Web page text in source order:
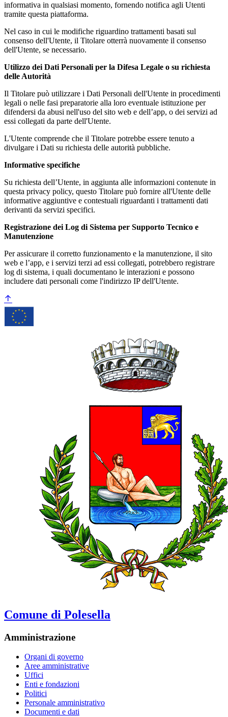
informativa in qualsiasi momento, fornendo notifica agli Utenti
tramite questa piattaforma.
Nel caso in cui le modifiche riguardino trattamenti basati sul
consenso dell'Utente, il Titolare otterrà nuovamente il consenso
dell'Utente, se necessario.
Utilizzo dei Dati Personali per la Difesa Legale o su richiesta
delle Autorità
Il Titolare può utilizzare i Dati Personali dell'Utente in procedimenti
legali o nelle fasi preparatorie alla loro eventuale istituzione per
difendersi da abusi nell'uso del sito web e dell’app, o dei servizi ad
essi collegati da parte dell'Utente.
L'Utente comprende che il Titolare potrebbe essere tenuto a
divulgare i Dati su richiesta delle autorità pubbliche.
Informative specifiche
Su richiesta dell’Utente, in aggiunta alle informazioni contenute in
questa privacy policy, questo Titolare può fornire all'Utente delle
informative aggiuntive e contestuali riguardanti i trattamenti dati
derivanti da servizi specifici.
Registrazione dei Log di Sistema per Supporto Tecnico e
Manutenzione
Per assicurare il corretto funzionamento e la manutenzione, il sito
web e l’app, e i servizi terzi ad essi collegati, potrebbero registrare
log di sistema, i quali documentano le interazioni e possono
includere dati personali come l'indirizzo IP dell'Utente.
Comune di Polesella
Amministrazione
Organi di governo
Aree amministrative
Uffici
Enti e fondazioni
Politici
Personale amministrativo
Documenti e dati